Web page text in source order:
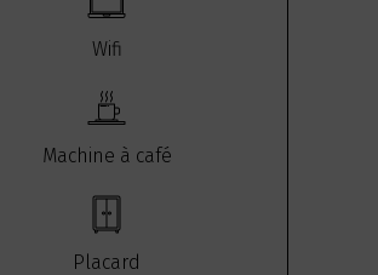
Wifi
Machine à café
Placard